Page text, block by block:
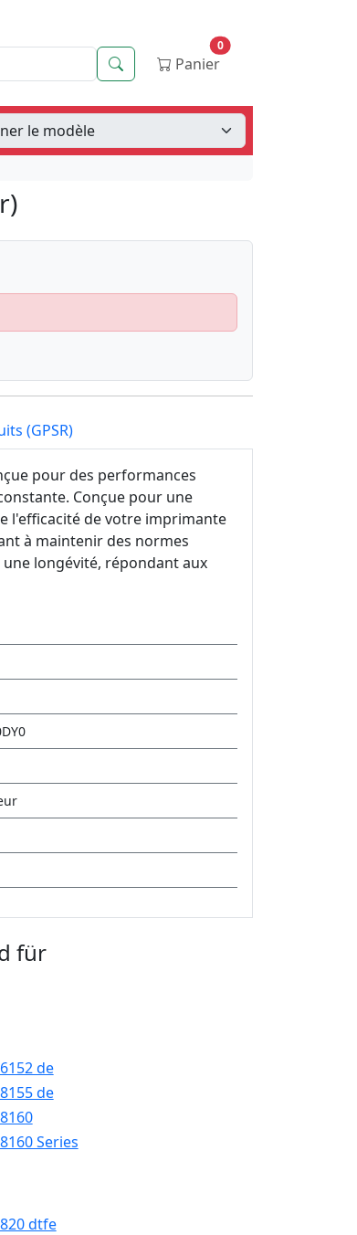
RecherchePanier
0
(GPSR)
pour des performances
Conçue pour une
l'efficacité de votre imprimante
à maintenir des normes
longévité, répondant aux
für
de
de
Series
dtfe